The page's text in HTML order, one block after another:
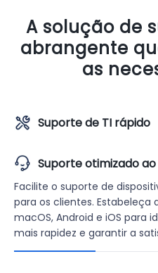
A solução de
abrangente
as
Suporte de TI rápido
Suporte otimizado
Facilite o suporte de
para os clientes. Estabeleça
macOS, Android e iOS para
mais rapidez e garantir a